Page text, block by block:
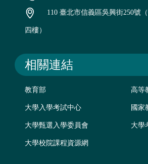
110 臺北市信義區吳興街250號
四樓）
相關連結
教育部 高等
大學入學考試中心 國家
大學甄選入學委員會 大學
大學校院課程資源網